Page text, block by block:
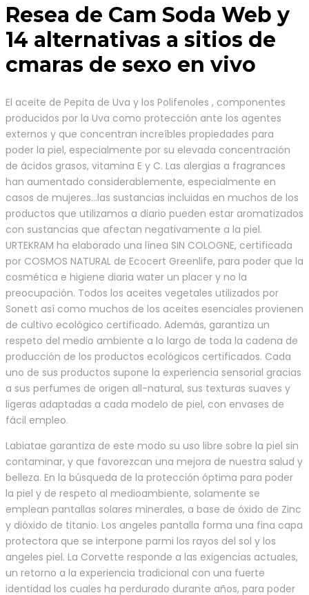
Resea de Cam Soda Web y
14 alternativas a sitios de
cmaras de sexo en vivo
El aceite de Pepita de Uva y los Polifenoles , componentes
producidos por la Uva como protección ante los agentes
externos y que concentran increíbles propiedades para
poder la piel, especialmente por su elevada concentración
de ácidos grasos, vitamina E y C. Las alergias a fragrances
han aumentado considerablemente, especialmente en
casos de mujeres…las sustancias incluidas en muchos de los
productos que utilizamos a diario pueden estar aromatizados
con sustancias que afectan negativamente a la piel.
URTEKRAM ha elaborado una línea SIN COLOGNE, certificada
por COSMOS NATURAL de Ecocert Greenlife, para poder que la
cosmética e higiene diaria water un placer y no la
preocupación. Todos los aceites vegetales utilizados por
Sonett así como muchos de los aceites esenciales provienen
de cultivo ecológico certificado. Además, garantiza un
respeto del medio ambiente a lo largo de toda la cadena de
producción de los productos ecológicos certificados. Cada
uno de sus productos supone la experiencia sensorial gracias
a sus perfumes de origen all-natural, sus texturas suaves y
ligeras adaptadas a cada modelo de piel, con envases de
fácil empleo.
Labiatae garantiza de este modo su uso libre sobre la piel sin
contaminar, y que favorezcan una mejora de nuestra salud y
belleza. En la búsqueda de la protección óptima para poder
la piel y de respeto al medioambiente, solamente se
emplean pantallas solares minerales, a base de óxido de Zinc
y dióxido de titanio. Los angeles pantalla forma una fina capa
protectora que se interpone parmi los rayos del sol y los
angeles piel. La Corvette responde a las exigencias actuales,
un retorno a la experiencia tradicional con una fuerte
identidad los cuales ha perdurado durante años, para poder